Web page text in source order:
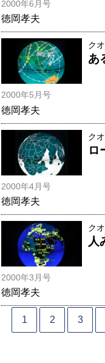
2000年6月号
徳岡孝夫
ク
あ
2000年5月号
徳岡孝夫
ク
ロ
2000年4月号
徳岡孝夫
ク
人
2000年3月号
徳岡孝夫
1 2 3